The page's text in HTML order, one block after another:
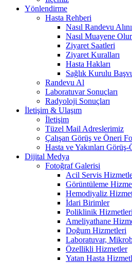
Yönlendirme
Hasta Rehberi
Nasıl Randevu
Nasıl Muayene
Ziyaret Saatleri
Ziyaret Kuralları
Hasta Hakları
Sağlık Kurulu
Randevu Al
Laboratuvar Sonuçları
Radyoloji Sonuçları
İletişim & Ulaşım
İletişim
Tüzel Mail Adreslerimiz
Çalışan Görüş ve Öneri
Hasta ve Yakınları
Dijital Medya
Fotoğraf Galerisi
Acil Servis
Görüntüleme
Hemodiyaliz
İdari Birimler
Poliklinik Hizmetleri
Ameliyathane
Doğum Hizmetleri
Laboratuvar,
Özellikli Hizmetler
Yatan Hasta